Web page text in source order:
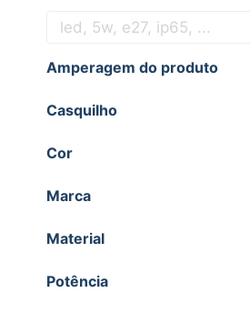
Amperagem do produto
Casquilho
Cor
Marca
Material
Potência